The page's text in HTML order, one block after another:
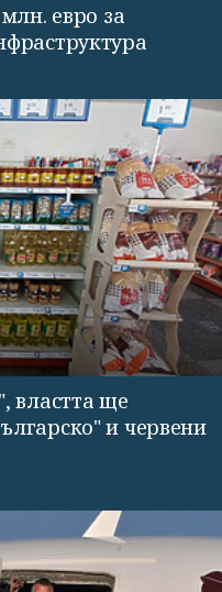
евро за
властта ще
и червени